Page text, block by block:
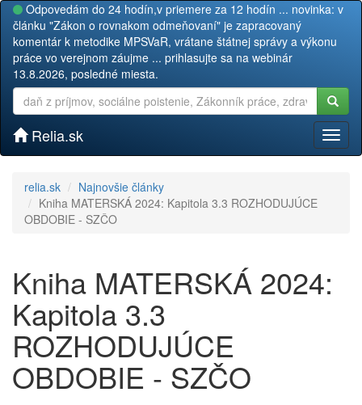
Odpovedám do 24 hodín,v priemere za 12 hodín ... novinka: v
článku "Zákon o rovnakom odmeňovaní" je zapracovaný
komentár k metodike MPSVaR, vrátane štátnej správy a výkonu
práce vo verejnom záujme ... prihlasujte sa na webinár
13.8.2026, posledné miesta.
Relia.sk
relia.sk
Najnovšie články
Kniha MATERSKÁ 2024: Kapitola 3.3 ROZHODUJÚCE
OBDOBIE - SZČO
Kniha MATERSKÁ 2024:
Kapitola 3.3
ROZHODUJÚCE
OBDOBIE - SZČO